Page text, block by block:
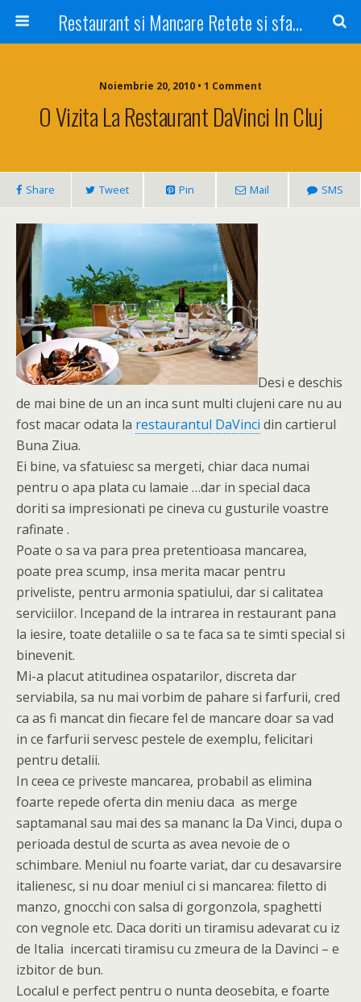
Restaurant si Mancare Retete si sfaturi Picant bun si rapid
Noiembrie 20, 2010 • 1 Comment
O Vizita La Restaurant DaVinci In Cluj
Share Tweet Pin Mail SMS
Desi e deschis
de mai bine de un an inca sunt multi clujeni care nu au
fost macar odata la restaurantul DaVinci din cartierul
Buna Ziua.
Ei bine, va sfatuiesc sa mergeti, chiar daca numai
pentru o apa plata cu lamaie …dar in special daca
doriti sa impresionati pe cineva cu gusturile voastre
rafinate .
Poate o sa va para prea pretentioasa mancarea,
poate prea scump, insa merita macar pentru
priveliste, pentru armonia spatiului, dar si calitatea
serviciilor. Incepand de la intrarea in restaurant pana
la iesire, toate detaliile o sa te faca sa te simti special si
binevenit.
Mi-a placut atitudinea ospatarilor, discreta dar
serviabila, sa nu mai vorbim de pahare si farfurii, cred
ca as fi mancat din fiecare fel de mancare doar sa vad
in ce farfurii servesc pestele de exemplu, felicitari
pentru detalii.
In ceea ce priveste mancarea, probabil as elimina
foarte repede oferta din meniu daca as merge
saptamanal sau mai des sa mananc la Da Vinci, dupa o
perioada destul de scurta as avea nevoie de o
schimbare. Meniul nu foarte variat, dar cu desavarsire
italienesc, si nu doar meniul ci si mancarea: filetto di
manzo, gnocchi con salsa di gorgonzola, spaghetti
con vegnole etc. Daca doriti un tiramisu adevarat cu iz
de Italia incercati tiramisu cu zmeura de la Davinci – e
izbitor de bun.
Localul e perfect pentru o nunta deosebita, e foarte